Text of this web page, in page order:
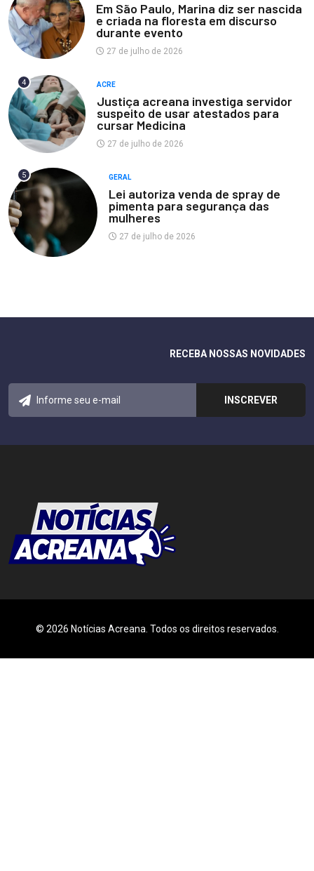
Em São Paulo, Marina diz ser nascida
e criada na floresta em discurso
durante evento
27 de julho de 2026
4 ACRE
Justiça acreana investiga servidor
suspeito de usar atestados para
cursar Medicina
27 de julho de 2026
5 GERAL
Lei autoriza venda de spray de
pimenta para segurança das
mulheres
27 de julho de 2026
RECEBA NOSSAS NOVIDADES
© 2026 Notícias Acreana. Todos os direitos reservados.